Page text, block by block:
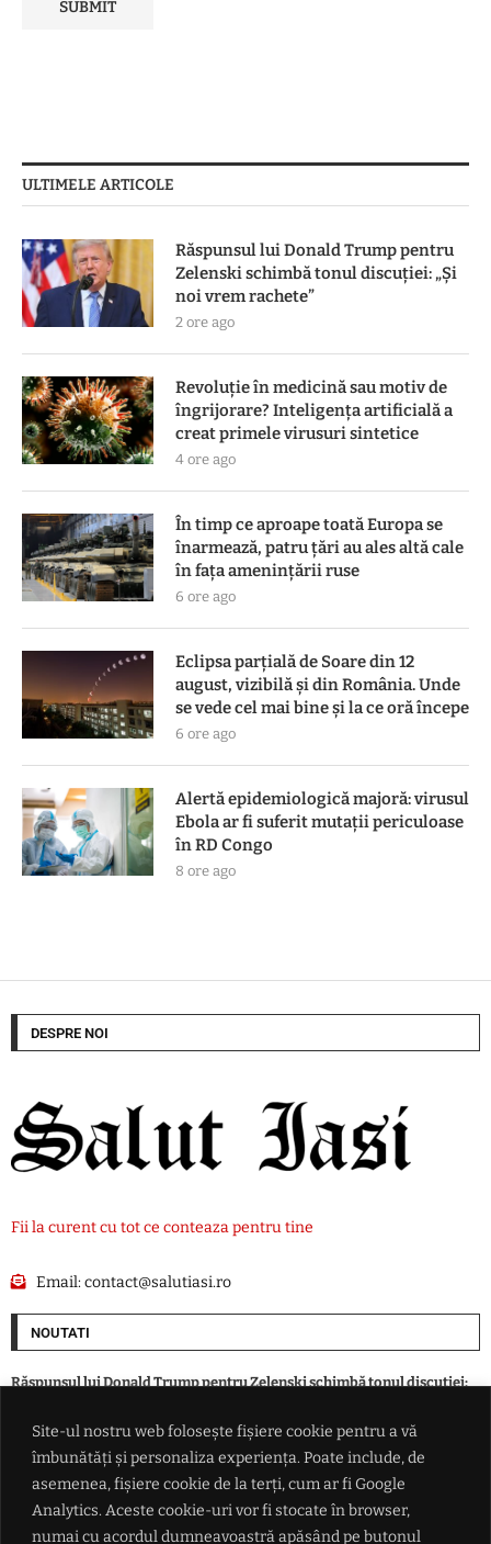
Site-ul nostru web folosește fișiere cookie pentru a vă
îmbunătăți și personaliza experiența. Poate include, de
asemenea, fișiere cookie de la terți, cum ar fi Google
Analytics. Aceste cookie-uri vor fi stocate în browser,
numai cu acordul dumneavoastră apăsând pe butonul
ULTIMELE ARTICOLE
Răspunsul lui Donald Trump pentru
Zelenski schimbă tonul discuției: „Și
noi vrem rachete”
2 ore ago
Revoluție în medicină sau motiv de
îngrijorare? Inteligența artificială a
creat primele virusuri sintetice
4 ore ago
În timp ce aproape toată Europa se
înarmează, patru ţări au ales altă cale
în faţa ameninţării ruse
6 ore ago
Eclipsa parțială de Soare din 12
august, vizibilă și din România. Unde
se vede cel mai bine și la ce oră începe
6 ore ago
Alertă epidemiologică majoră: virusul
Ebola ar fi suferit mutații periculoase
în RD Congo
8 ore ago
DESPRE NOI
Fii la curent cu tot ce conteaza pentru tine
Email:contact@salutiasi.ro
NOUTATI
Răspunsul lui Donald Trump pentru Zelenski schimbă tonul discuției:
Revoluție în medicină sau motiv de îngrijorare? Inteligența artificială a
creat primele virusuri sintetice
În timp ce aproape toată Europa se înarmează, patru ţări au ales altă